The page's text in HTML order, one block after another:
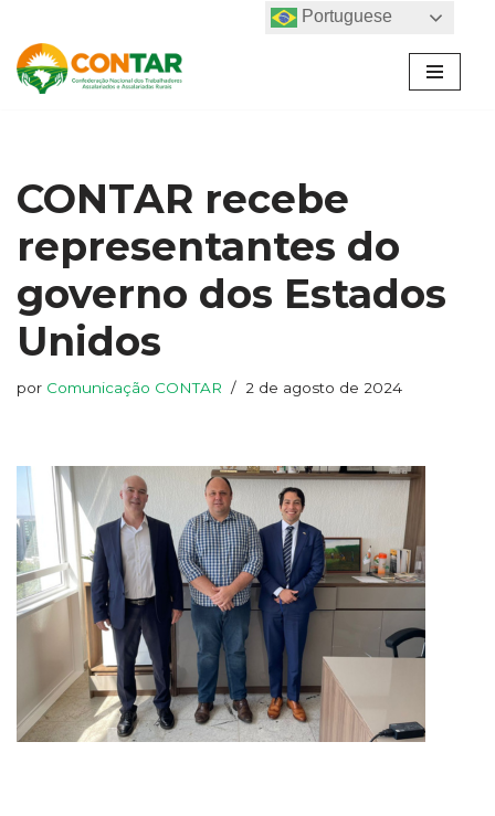
Pular
para
CONTAR recebe
representantes do
governo dos Estados
Unidos
por Comunicação CONTAR 2 de agosto de 2024
Portuguese